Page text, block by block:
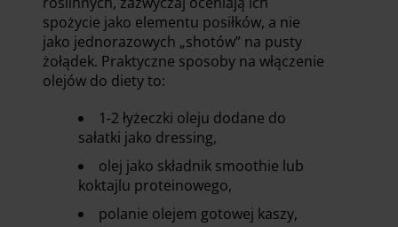
spożycie jako elementu posiłków, a nie
jako jednorazowych „shotów” na pusty
żołądek. Praktyczne sposoby na włączenie
olejów do diety to:
1-2 łyżeczki oleju dodane do
sałatki jako dressing,
olej jako składnik smoothie lub
koktajlu proteinowego,
polanie olejem gotowej kaszy,